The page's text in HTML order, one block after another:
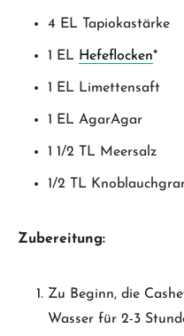
4 EL Tapiokastärke
1 EL Hefeflocken*
1 EL Limettensaft
1 EL AgarAgar
1 1/2 TL Meersalz
1/2 TL
Zubereitung:
Zu Beginn, die
Wasser für 2-3